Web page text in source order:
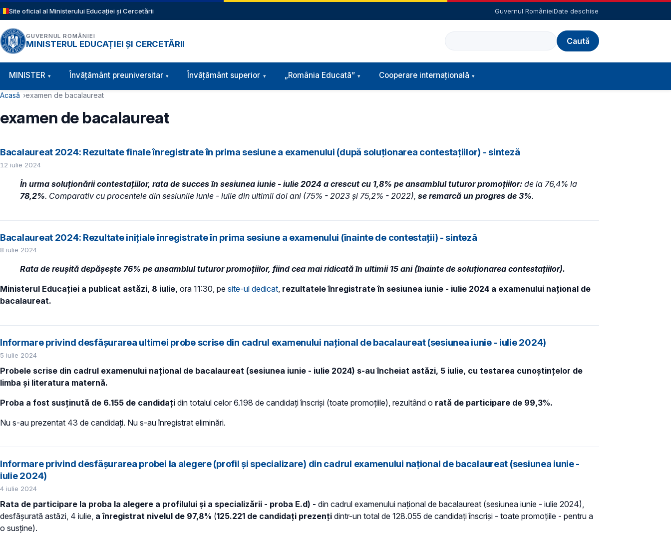
Sari la conținutul principal
Site oficial al Ministerului Educației și Cercetării Guvernul RomânieiDate deschise
GUVERNUL ROMÂNIEI
MINISTERUL EDUCAȚIEI ȘI CERCETĂRII
Caută
Navigație principală
MINISTER Învăţământ preuniversitar Învățământ superior „România Educată” Cooperare internațională
Cale de navigare
Acasă examen de bacalaureat
examen de bacalaureat
Bacalaureat 2024: Rezultate finale înregistrate în prima sesiune a examenului (după soluționarea contestațiilor) - sinteză
12 iulie 2024
În urma soluționării contestațiilor, rata de succes în sesiunea iunie - iulie 2024 a crescut cu 1,8% pe ansamblul tuturor promoțiilor: de la 76,4% la
78,2%. Comparativ cu procentele din sesiunile iunie - iulie din ultimii doi ani (75% - 2023 și 75,2% - 2022), se remarcă un progres de 3%.
Bacalaureat 2024: Rezultate inițiale înregistrate în prima sesiune a examenului (înainte de contestații) - sinteză
8 iulie 2024
Rata de reușită depășește 76% pe ansamblul tuturor promoțiilor, fiind cea mai ridicată în ultimii 15 ani (înainte de soluționarea contestațiilor).
Ministerul Educației a publicat astăzi, 8 iulie, ora 11:30, pe site-ul dedicat, rezultatele înregistrate în sesiunea iunie - iulie 2024 a examenului național de
bacalaureat.
Informare privind desfășurarea ultimei probe scrise din cadrul examenului național de bacalaureat (sesiunea iunie - iulie 2024)
5 iulie 2024
Probele scrise din cadrul examenului național de bacalaureat (sesiunea iunie - iulie 2024) s-au încheiat astăzi, 5 iulie, cu testarea cunoștințelor de
limba și literatura maternă.
Proba a fost susținută de 6.155 de candidați din totalul celor 6.198 de candidați înscriși (toate promoțiile), rezultând o rată de participare de 99,3%.
Nu s-au prezentat 43 de candidați. Nu s-au înregistrat eliminări.
Informare privind desfășurarea probei la alegere (profil și specializare) din cadrul examenului național de bacalaureat (sesiunea iunie -
iulie 2024)
4 iulie 2024
Rata de participare la proba la alegere a profilului și a specializării - proba E.d) - din cadrul examenului național de bacalaureat (sesiunea iunie - iulie 2024),
desfășurată astăzi, 4 iulie, a înregistrat nivelul de 97,8% (125.221 de candidați prezenți dintr-un total de 128.055 de candidați înscriși - toate promoțiile - pentru a
o susține).